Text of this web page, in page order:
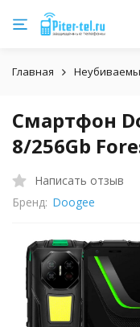
Главная
Смартфон
8/256Gb
Написать отзыв
Бренд: Doogee